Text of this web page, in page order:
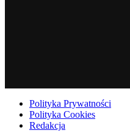
Polityka Prywatności
Polityka Cookies
Redakcja